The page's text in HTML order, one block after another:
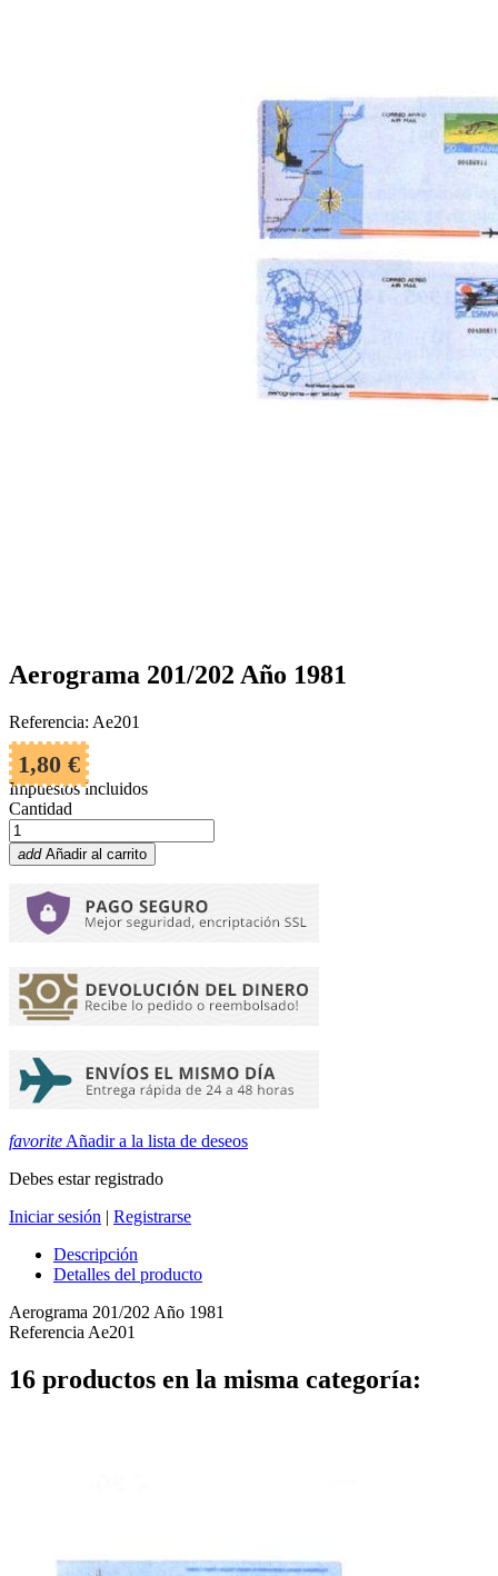
Aerograma 201/202 Año 1981
Referencia: Ae201
1,80 €
Impuestos incluidos
Cantidad
add Añadir al carrito
favorite Añadir a la lista de deseos
Debes estar registrado
Iniciar sesión | Registrarse
Descripción
Detalles del producto
Aerograma 201/202 Año 1981
Referencia Ae201
16 productos en la misma categoría: